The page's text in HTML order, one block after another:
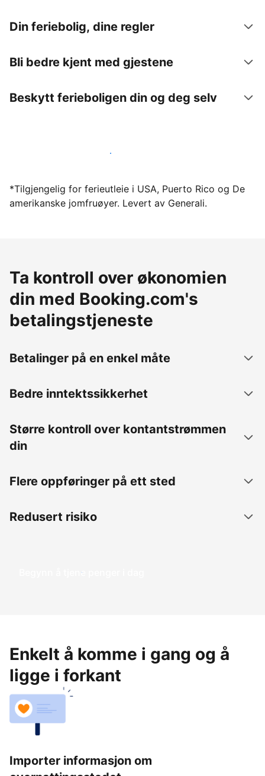
Din feriebolig, dine regler
Bli bedre kjent med gjestene
Beskytt ferieboligen din og deg selv
Lei ut ferieboligen din gjennom oss i dag
*Tilgjengelig for ferieutleie i USA, Puerto Rico og De
amerikanske jomfruøyer. Levert av Generali.
Ta kontroll over økonomien
din med Booking.com's
betalingstjeneste
Betalinger på en enkel måte
Bedre inntektssikkerhet
Større kontroll over kontantstrømmen
din
Flere oppføringer på ett sted
Redusert risiko
Begynn å tjene penger i dag
Enkelt å komme i gang og å
ligge i forkant
Importer informasjon om